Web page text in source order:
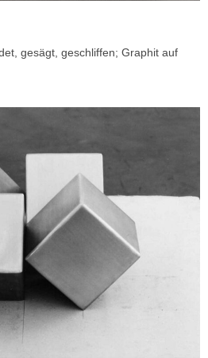
gesägt, geschliffen; Graphit auf